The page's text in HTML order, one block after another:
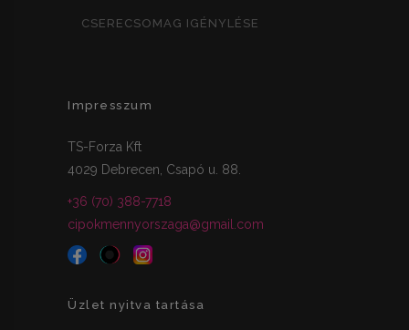
CSERECSOMAG IGÉNYLÉSE
Impresszum
TS-Forza Kft
4029 Debrecen, Csapó u. 88.
+36 (70) 388-7718
cipokmennyorszaga@gmail.com
Üzlet nyitva tartása